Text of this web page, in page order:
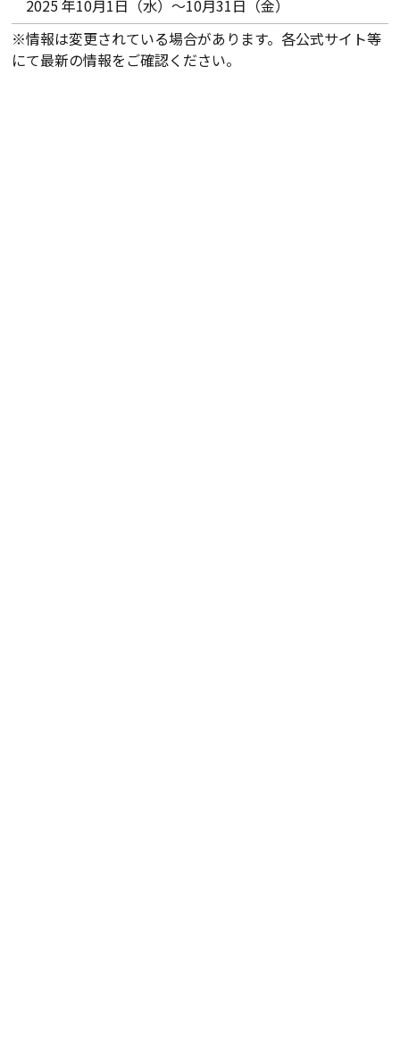
2025 年10月1日（水）～10月31日（金）
※情報は変更されている場合があります。各公式サイト等
にて最新の情報をご確認ください。